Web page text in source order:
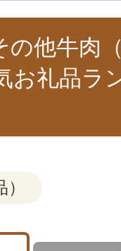
の他牛肉
お礼品ラ